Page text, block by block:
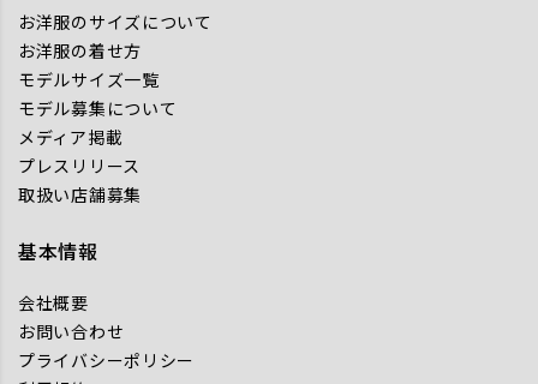
お洋服のサイズについて
お洋服の着せ方
モデルサイズ一覧
モデル募集について
メディア掲載
プレスリリース
取扱い店舗募集
基本情報
会社概要
お問い合わせ
プライバシーポリシー